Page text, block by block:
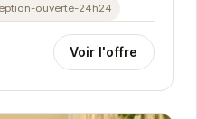
ouverte-24h24
Voir l'offre